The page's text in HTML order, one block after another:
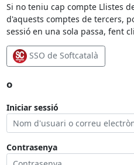
Si no teniu cap compte Llistes
d'aquests comptes de tercers,
sessió en una sola passa, fent
SSO de Softcatalà
o
Iniciar sessió
Contrasenya